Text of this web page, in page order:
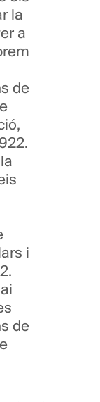
la
a
de
i
de